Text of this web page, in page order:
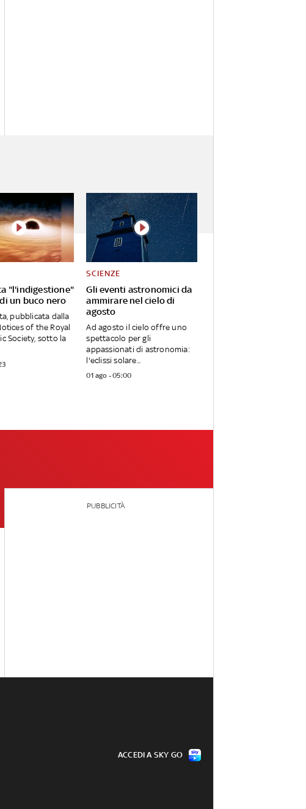
"l'indigestione"
un buco nero
pubblicata dalla
of the Royal
Society, sotto la
Gli eventi astronomici da
ammirare nel cielo di
agosto
SCIENZE
Ad agosto il cielo offre uno
spettacolo per gli
appassionati di astronomia:
l'eclissi solare...
01 ago - 05:00
PUBBLICITÀ
ACCEDI A SKY GO